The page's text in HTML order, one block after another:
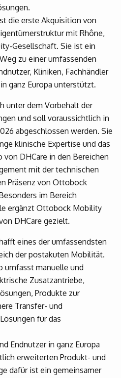
die erste Akquisition von
mit Rhône,
Gesellschaft. Sie ist ein
zu einer umfassenden
Kliniken, Fachhändler
ganz Europa unterstützt.
unter dem Vorbehalt der
und soll voraussichtlich in
abgeschlossen werden. Sie
klinische Expertise und das
DHCare in den Bereichen
mit der technischen
Präsenz von Ottobock
im Bereich
ergänzt Ottobock Mobility
DHCare gezielt.
eines der umfassendsten
der postakuten Mobilität.
umfasst manuelle und
Zusatzantriebe,
Produkte zur
Transfer- und
für das
Endnutzer in ganz Europa
erweiterten Produkt- und
dafür ist ein gemeinsamer